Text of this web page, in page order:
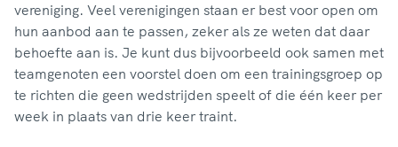
vereniging. Veel verenigingen staan er best voor open om
hun aanbod aan te passen, zeker als ze weten dat daar
behoefte aan is. Je kunt dus bijvoorbeeld ook samen met
teamgenoten een voorstel doen om een trainingsgroep op
te richten die geen wedstrijden speelt of die één keer per
week in plaats van drie keer traint.